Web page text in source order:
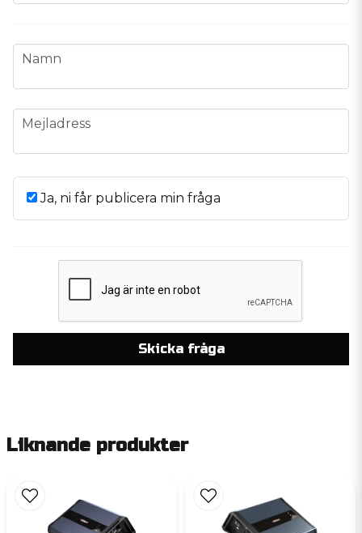
name
Namn
email
Mejladress
Ja, ni får publicera min fråga
Skicka fråga
Liknande produkter